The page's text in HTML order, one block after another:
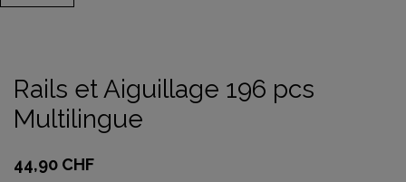
Rails et Aiguillage 196 pcs
Multilingue
44,90 CHF